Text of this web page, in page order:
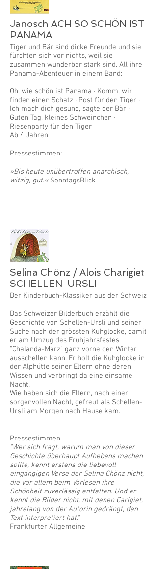
Janosch ACH SO SCHÖN IST
PANAMA
Tiger und Bär sind dicke Freunde und sie
fürchten sich vor nichts, weil sie
zusammen wunderbar stark sind. All ihre
Panama-Abenteuer in einem Band:
Oh, wie schön ist Panama · Komm, wir
finden einen Schatz · Post für den Tiger ·
Ich mach dich gesund, sagte der Bär ·
Guten Tag, kleines Schweinchen ·
Riesenparty für den Tiger
Ab 4 Jahren
Pressestimmen:
»Bis heute unübertroffen anarchisch,
witzig, gut.«SonntagsBlick
Selina Chönz / Alois Charigiet
SCHELLEN-URSLI
Der Kinderbuch-Klassiker aus der Schweiz
Das Schweizer Bilderbuch erzählt die
Geschichte von Schellen-Ursli und seiner
Suche nach der grössten Kuhglocke, damit
er am Umzug des Frühjahrsfestes
"Chalanda-Marz" ganz vorne den Winter
ausschellen kann. Er holt die Kuhglocke in
der Alphütte seiner Eltern ohne deren
Wissen und verbringt da eine einsame
Nacht.
Wie haben sich die Eltern, nach einer
sorgenvollen Nacht, gefreut als Schellen-
Ursli am Morgen nach Hause kam.
Pressestimmen
"Wer sich fragt, warum man von dieser
Geschichte überhaupt Aufhebens machen
sollte, kennt erstens die liebevoll
eingängigen Verse der Selina Chönz nicht,
die vor allem beim Vorlesen ihre
Schönheit zuverlässig entfalten. Und er
kennt die Bilder nicht, mit denen Carigiet,
jahrelang von der Autorin gedrängt, den
Text interpretiert hat."
Frankfurter Allgemeine